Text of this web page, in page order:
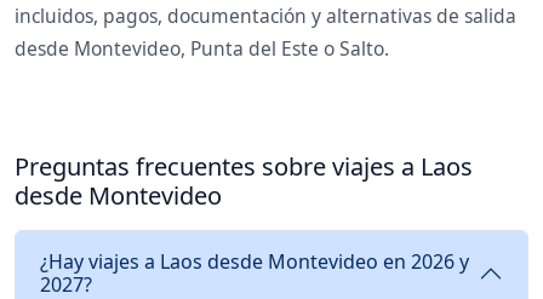
incluidos, pagos, documentación y alternativas de salida
desde Montevideo, Punta del Este o Salto.
Preguntas frecuentes sobre viajes a Laos
desde Montevideo
¿Hay viajes a Laos desde Montevideo en 2026 y
2027?